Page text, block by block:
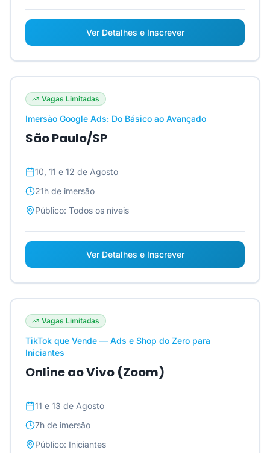
Ver Detalhes e Inscrever
Vagas Limitadas
Imersão Google Ads: Do Básico ao Avançado
São Paulo/SP
10, 11 e 12 de Agosto
21h de imersão
Público: Todos os níveis
Ver Detalhes e Inscrever
Vagas Limitadas
TikTok que Vende — Ads e Shop do Zero para
Iniciantes
Online ao Vivo (Zoom)
11 e 13 de Agosto
7h de imersão
Público: Iniciantes